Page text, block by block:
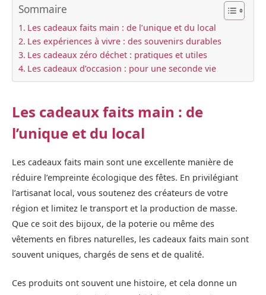
Sommaire
Les cadeaux faits main : de l’unique et du local
Les expériences à vivre : des souvenirs durables
Les cadeaux zéro déchet : pratiques et utiles
Les cadeaux d’occasion : pour une seconde vie
Les cadeaux faits main : de
l’unique et du local
Les cadeaux faits main sont une excellente manière de
réduire l’empreinte écologique des fêtes. En privilégiant
l’artisanat local, vous soutenez des créateurs de votre
région et limitez le transport et la production de masse.
Que ce soit des bijoux, de la poterie ou même des
vêtements en fibres naturelles, les cadeaux faits main sont
souvent uniques, chargés de sens et de qualité.
Ces produits ont souvent une histoire, et cela donne un